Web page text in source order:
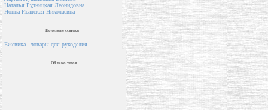
Наталья Рудницкая Леонидовна
Нонна Исадская Николаевна
Полезные ссылки
Ежевика - товары для рукоделия
Облако тегов